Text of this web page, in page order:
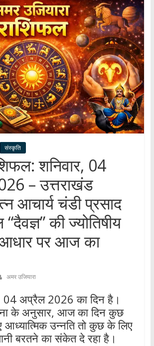
संस्कृति
शनिवार, 04
– उत्तराखंड
आचार्य चंडी प्रसाद
“दैवज्ञ” की ज्योतिषीय
पर आज का
अमर उजियारा
अप्रैल 2026 का दिन है।
के अनुसार, आज का दिन कुछ
आध्यात्मिक उन्नति तो कुछ के लिए
बरतने का संकेत दे रहा है।